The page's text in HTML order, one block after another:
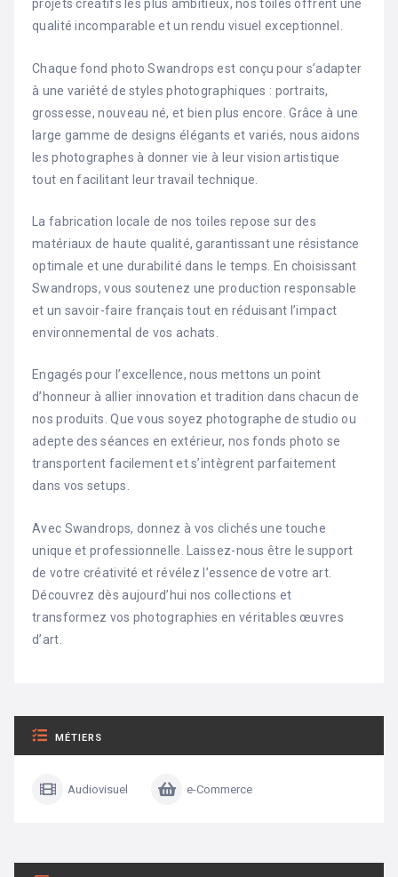
projets créatifs les plus ambitieux, nos toiles offrent une
qualité incomparable et un rendu visuel exceptionnel.
Chaque fond photo Swandrops est conçu pour s’adapter
à une variété de styles photographiques : portraits,
grossesse, nouveau né, et bien plus encore. Grâce à une
large gamme de designs élégants et variés, nous aidons
les photographes à donner vie à leur vision artistique
tout en facilitant leur travail technique.
La fabrication locale de nos toiles repose sur des
matériaux de haute qualité, garantissant une résistance
optimale et une durabilité dans le temps. En choisissant
Swandrops, vous soutenez une production responsable
et un savoir-faire français tout en réduisant l’impact
environnemental de vos achats.
Engagés pour l’excellence, nous mettons un point
d’honneur à allier innovation et tradition dans chacun de
nos produits. Que vous soyez photographe de studio ou
adepte des séances en extérieur, nos fonds photo se
transportent facilement et s’intègrent parfaitement
dans vos setups.
Avec Swandrops, donnez à vos clichés une touche
unique et professionnelle. Laissez-nous être le support
de votre créativité et révélez l’essence de votre art.
Découvrez dès aujourd’hui nos collections et
transformez vos photographies en véritables œuvres
d’art.
MÉTIERS
Audiovisuel e-Commerce